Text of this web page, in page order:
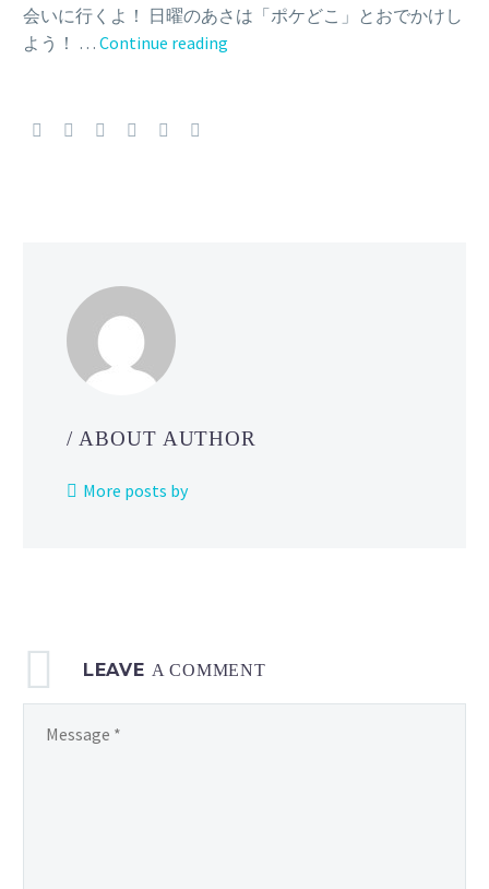
会いに行くよ！ 日曜のあさは「ポケどこ」とおでかけし
よう！ … Continue reading
/ ABOUT AUTHOR
More posts by
LEAVE A COMMENT